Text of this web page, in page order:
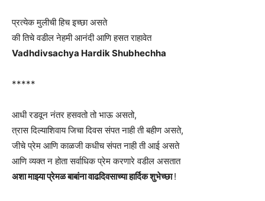
प्रत्येक मुलीची हिच इच्छा असते
की तिचे वडील नेहमी आनंदी आणि हसत राहावेत
Vadhdivsachya Hardik Shubhechha
*****
आधी रडवून नंतर हसवतो तो भाऊ असतो,
त्रास दिल्याशिवाय जिचा दिवस संपत नाही ती बहीण असते,
जीचे प्रेम आणि काळजी कधीच संपत नाही ती आई असते
आणि व्यक्त न होता सर्वाधिक प्रेम करणारे वडील असतात
अशा माझ्या प्रेमळ बाबांना वाढदिवसाच्या हार्दिक शुभेच्छा!